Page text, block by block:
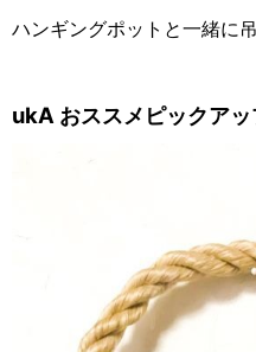
ハンギングポットと一緒に
ukA おススメピックアッ